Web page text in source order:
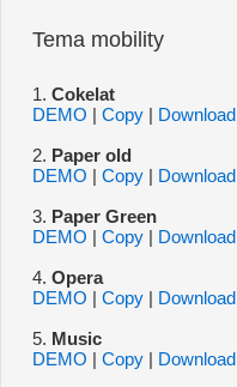
Tema mobility
1. Cokelat
DEMO | Copy | Download
2. Paper old
DEMO | Copy | Download
3. Paper Green
DEMO | Copy | Download
4. Opera
DEMO | Copy | Download
5. Music
DEMO | Copy | Download